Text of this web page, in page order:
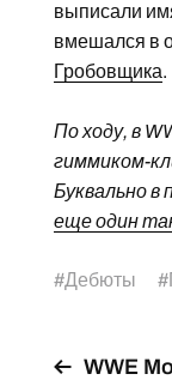
выписали
вмешался в
Гробовщика.
По ходу, в
гиммиком-
Буквально в
еще один
#Дебюты #
WWE